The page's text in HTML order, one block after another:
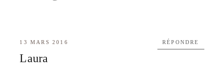
13 MARS 2016
Laura
RÉPONDRE